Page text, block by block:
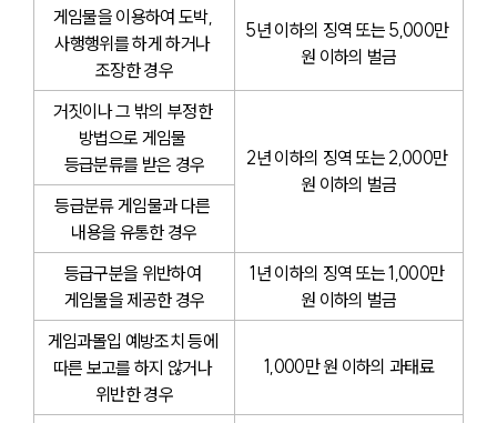
게임물을 이용하여 도박,
사행행위를 하게 하거나
조장한 경우
5년 이하의 징역 또는 5,000만
원 이하의 벌금
거짓이나 그 밖의 부정한
방법으로 게임물
등급분류를 받은 경우
2년 이하의 징역 또는 2,000만
원 이하의 벌금
등급분류 게임물과 다른
내용을 유통한 경우
등급구분을 위반하여
게임물을 제공한 경우
1년 이하의 징역 또는 1,000만
원 이하의 벌금
게임과몰입 예방조치 등에
따른 보고를 하지 않거나
위반한 경우
1,000만 원 이하의 과태료